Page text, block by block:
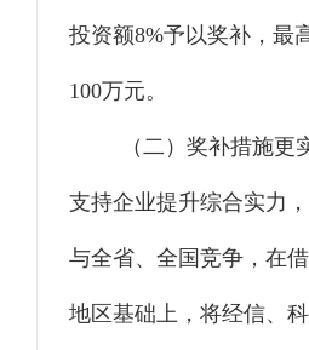
投资额8%予以奖补，最
100万元。
（二）奖补措施更
支持企业提升综合实力
与全省、全国竞争，在
地区基础上，将经信、